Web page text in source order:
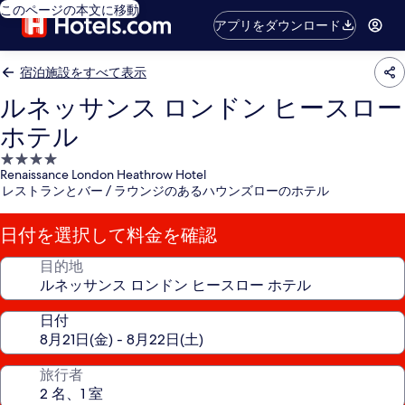
このページの本文に移動
アプリをダウンロード
宿泊施設をすべて表示
ルネッサンス ロンドン ヒースロー
ホテル
4.0
つ
星
宿
泊
施
Renaissance London Heathrow Hotel
レストランとバー / ラウンジのあるハウンズローのホテル
日付を選択して料金を確認
目的地
日付
旅行者